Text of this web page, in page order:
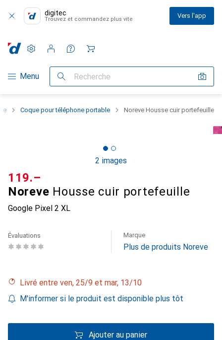
digitec
Trouvez et commandez plus vite Vers l'app
Navigation par catégorie
Menu Recherche
Paramètres
Compte client
Listes de comparaison
Listes d'envies
Panier
Coque pour téléphone portable Noreve Housse cuir portefeuille
2 images
Noreve Housse cuir portefeuille
Google Pixel 2 XL
CHF
119.–
Évaluations Marque
Plus de produits Noreve
Livré entre ven, 25/9 et mar, 13/10
M'informer si le produit est disponible plus tôt
Ajouter au panier